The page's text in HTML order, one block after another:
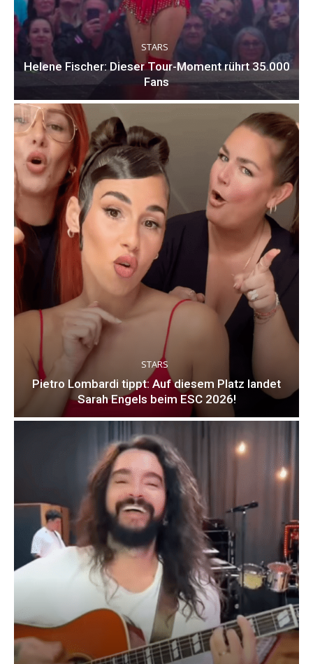
STARS
Helene Fischer: Dieser Tour-Moment rührt 35.000
Fans
STARS
Pietro Lombardi tippt: Auf diesem Platz landet
Sarah Engels beim ESC 2026!